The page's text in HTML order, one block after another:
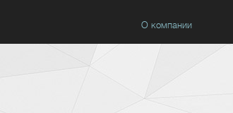
О компании